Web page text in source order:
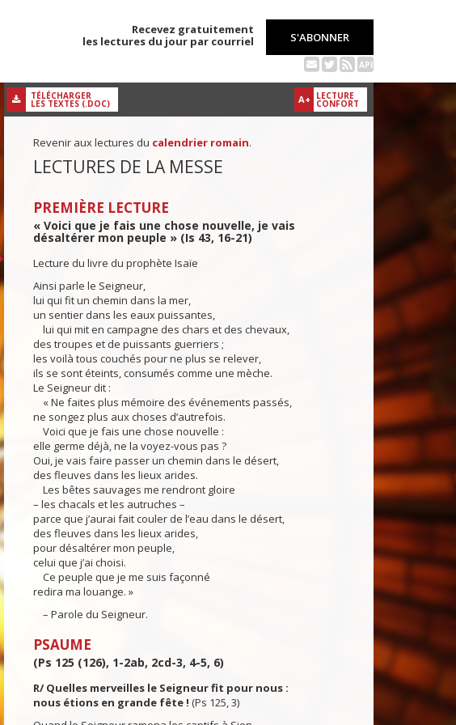
Recevez gratuitement
les lectures du jour par courriel
S'ABONNER
API
A+ LECTURE
CONFORT
TÉLÉCHARGER
LES TEXTES (.DOC)
Revenir aux lectures du calendrier romain.
LECTURES DE LA MESSE
PREMIÈRE LECTURE
« Voici que je fais une chose nouvelle, je vais
désaltérer mon peuple » (Is 43, 16-21)
Lecture du livre du prophète Isaïe
Ainsi parle le Seigneur,
lui qui fit un chemin dans la mer,
un sentier dans les eaux puissantes,
lui qui mit en campagne des chars et des chevaux,
des troupes et de puissants guerriers ;
les voilà tous couchés pour ne plus se relever,
ils se sont éteints, consumés comme une mèche.
Le Seigneur dit :
« Ne faites plus mémoire des événements passés,
ne songez plus aux choses d’autrefois.
Voici que je fais une chose nouvelle :
elle germe déjà, ne la voyez-vous pas ?
Oui, je vais faire passer un chemin dans le désert,
des fleuves dans les lieux arides.
Les bêtes sauvages me rendront gloire
– les chacals et les autruches –
parce que j’aurai fait couler de l’eau dans le désert,
des fleuves dans les lieux arides,
pour désaltérer mon peuple,
celui que j’ai choisi.
Ce peuple que je me suis façonné
redira ma louange. »
– Parole du Seigneur.
PSAUME
(Ps 125 (126), 1-2ab, 2cd-3, 4-5, 6)
R/ Quelles merveilles le Seigneur fit pour nous :
nous étions en grande fête ! (Ps 125, 3)